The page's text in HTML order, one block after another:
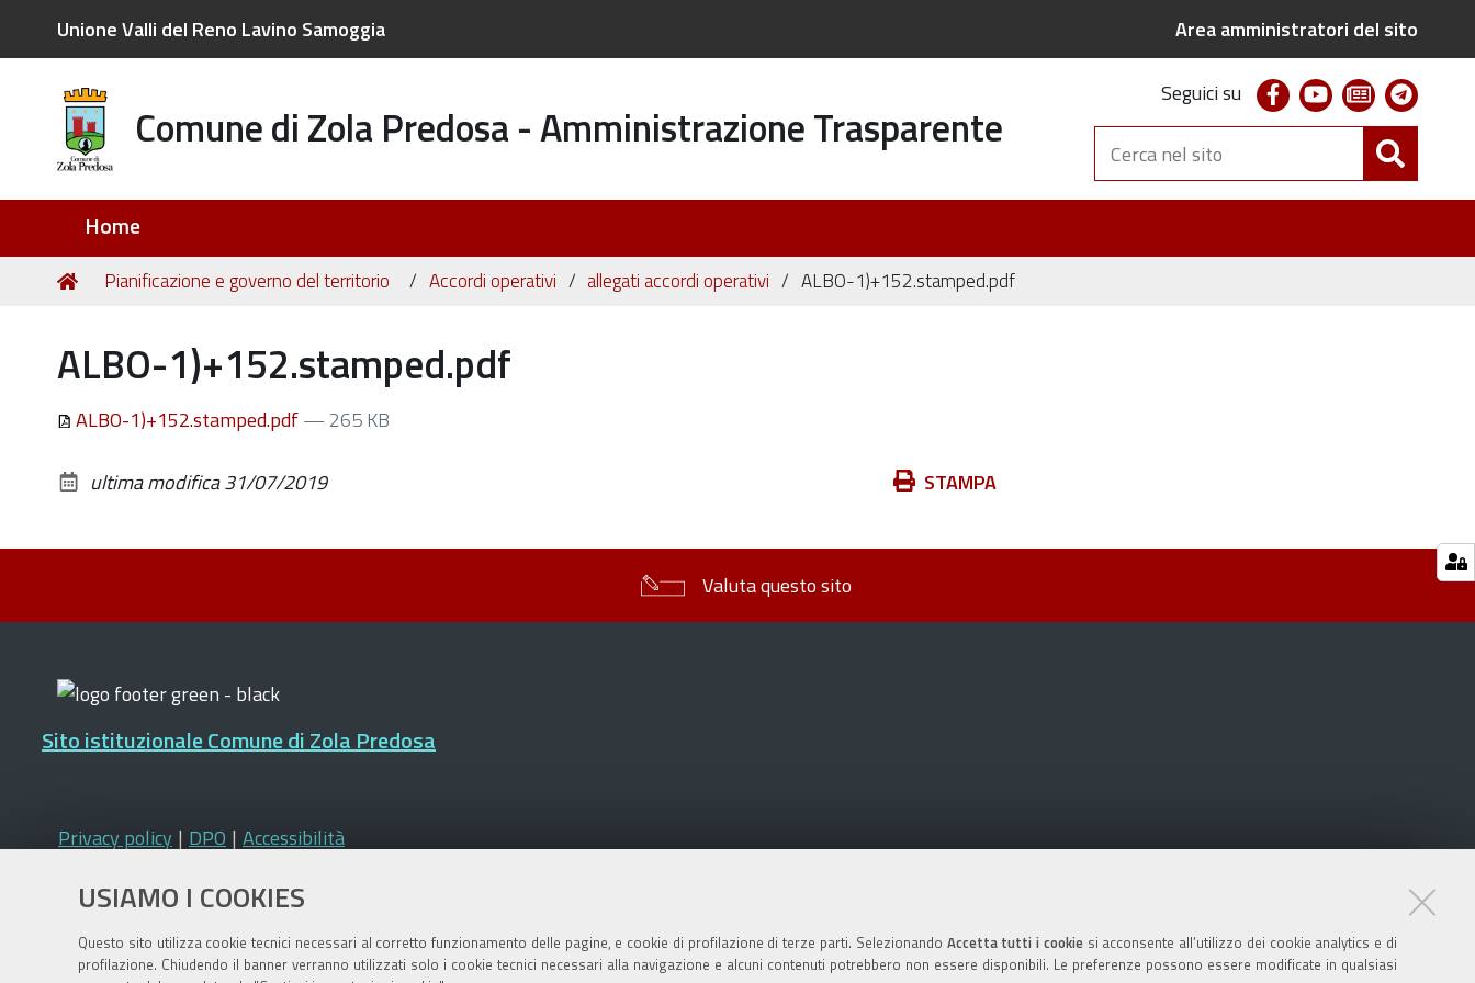
USIAMO I COOKIES
Questo sito utilizza cookie tecnici necessari al corretto funzionamento delle pagine, e cookie di profilazione di terze parti. Selezionando Accetta tutti i cookiesi acconsente all’utilizzo dei cookie analytics e di
profilazione. Chiudendo il banner verranno utilizzati solo i cookie tecnici necessari alla navigazione e alcuni contenuti potrebbero non essere disponibili. Le preferenze possono essere modificate in qualsiasi
Unione Valli del Reno Lavino Samoggia Area amministratori del sito
Comune di Zola Predosa - Amministrazione Trasparente
Seguici su facebookyoutubenewsletter
Cerca
nel
sito
Home
Tu
Home
Pianificazione e governo del territorio Accordi operativi allegati accordi operativi ALBO-1)+152.stamped.pdf
ALBO-1)+152.stamped.pdf
ALBO-1)+152.stamped.pdf— 265 KB
Azioni STAMPA
ultima modifica31/07/2019
Valuta questo sito
Sito istituzionale Comune di Zola Predosa
Privacy policy | DPO | Accessibilità